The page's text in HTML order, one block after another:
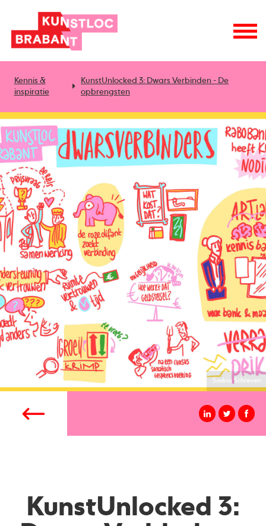
Kennis &
inspiratie
KunstUnlocked 3: Dwars Verbinden - De
opbrengsten
Saskia Schreven
KunstUnlocked 3: